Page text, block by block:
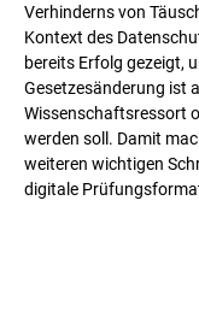
Verhinderns von
Kontext des
bereits Erfolg gezeigt,
Gesetzesänderung ist
Wissenschaftsressort
werden soll. Damit
weiteren wichtigen
digitale